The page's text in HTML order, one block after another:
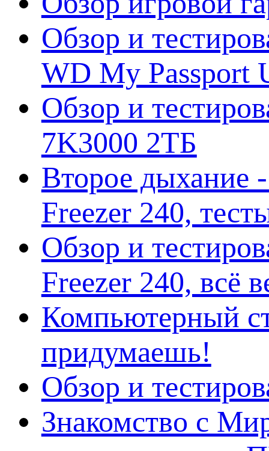
Обзор и
WD My Passport
Обзор и
7K3000 2ТБ
Второе дыхание
Freezer 240,
Обзор и
Freezer 240, всё
Компьютерный
придумаешь!
Обзор и
Знакомство с